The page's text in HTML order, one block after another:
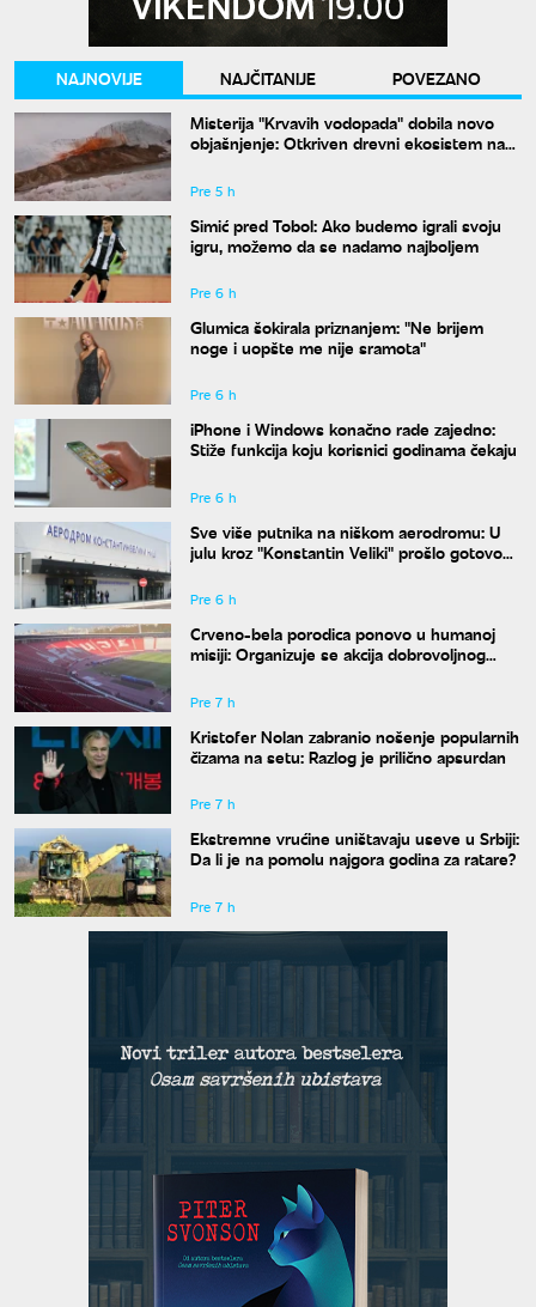
NAJNOVIJE NAJČITANIJE
POVEZANO
Misterija "Krvavih vodopada" dobila novo
objašnjenje: Otkriven drevni ekosistem na
Pre 5 h
Simić pred Tobol: Ako budemo igrali svoju
igru, možemo da se nadamo najboljem
Pre 6 h
Glumica šokirala priznanjem: "Ne brijem
noge i uopšte me nije sramota"
Pre 6 h
iPhone i Windows konačno rade zajedno:
Stiže funkcija koju korisnici godinama čekaju
Pre 6 h
Sve više putnika na niškom aerodromu: U
julu kroz "Konstantin Veliki" prošlo gotovo
Pre 6 h
Crveno-bela porodica ponovo u humanoj
misiji: Organizuje se akcija dobrovoljnog
Pre 7 h
Kristofer Nolan zabranio nošenje popularnih
čizama na setu: Razlog je prilično apsurdan
Pre 7 h
Ekstremne vrućine uništavaju useve u Srbiji:
Da li je na pomolu najgora godina za ratare?
Pre 7 h